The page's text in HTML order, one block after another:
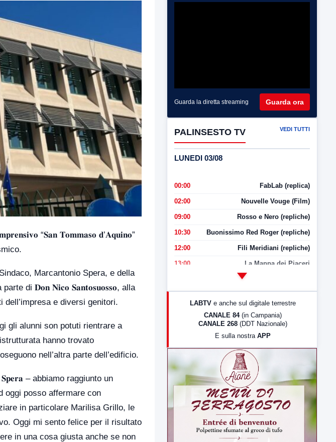
“𝐒𝐚𝐧 𝐓𝐨𝐦𝐦𝐚𝐬𝐨 𝐝’𝐀𝐪𝐮𝐢𝐧𝐨”
Marcantonio Spera, e della
di 𝐃𝐨𝐧 𝐍𝐢𝐜𝐨 𝐒𝐚𝐧𝐭𝐨𝐬𝐮𝐨𝐬𝐬𝐨, alla
e diversi genitori.
gli alunni son potuti rientrare a
hanno trovato
nell’altra parte dell’edificio.
– abbiamo raggiunto un
oggi posso affermare con
in particolare Marilisa Grillo, le
Oggi mi sento felice per il risultato
in una cosa giusta anche se non
Guarda la diretta streaming Guarda ora
PALINSESTO TV VEDI TUTTI
LUNEDI 03/08
00:00 FabLab (replica)
02:00 Nouvelle Vouge (Film)
09:00 Rosso e Nero (repliche)
10:30 Buonissimo Red Roger (repliche)
12:00 Fili Meridiani (repliche)
13:00 La Mappa dei Piaceri
LabNews (Diretta)
LabNews (replica)
LABTV e anche sul digitale terrestre
CANALE 84 (in Campania)
CANALE 268 (DDT Nazionale)
E sulla nostra APP